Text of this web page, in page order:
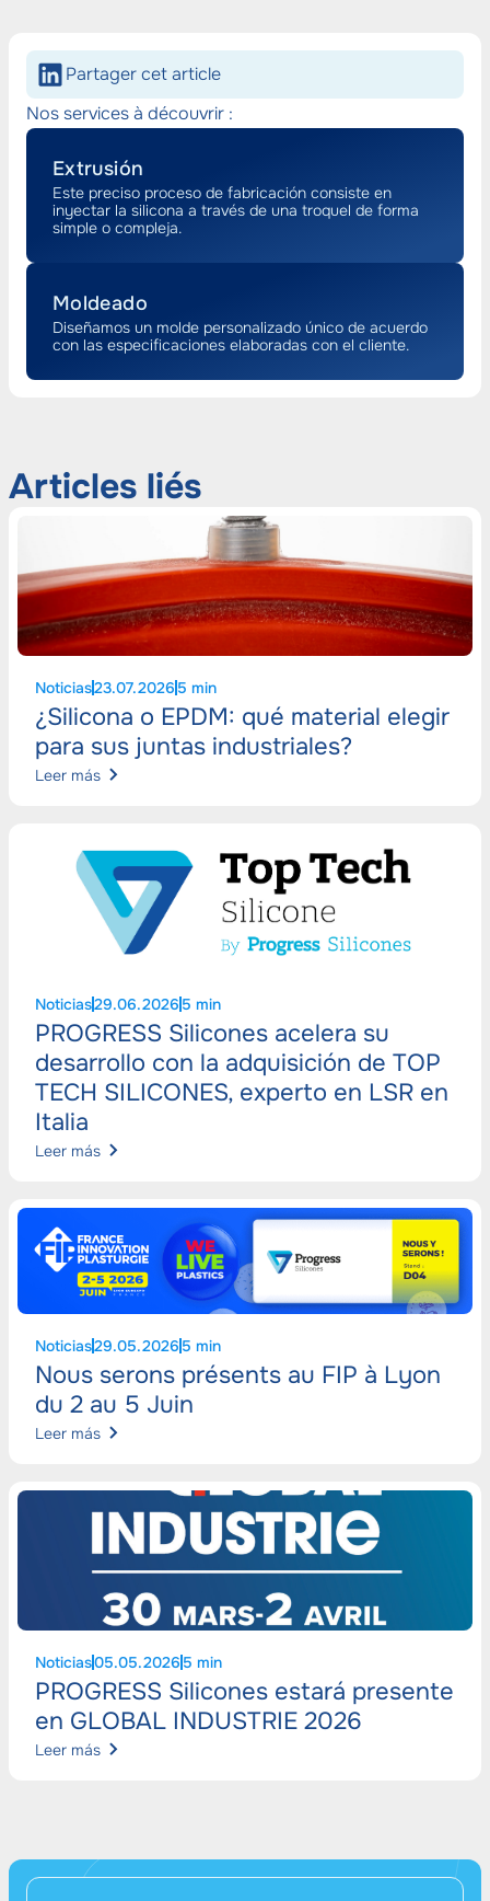
Partager cet article
Nos services à découvrir :
Extrusión
Este preciso proceso de fabricación consiste en
inyectar la silicona a través de una troquel de forma
simple o compleja.
Moldeado
Diseñamos un molde personalizado único de acuerdo
con las especificaciones elaboradas con el cliente.
Articles liés
Noticias23.07.2026 5 min
¿Silicona o EPDM: qué material elegir
para sus juntas industriales?
Leer más
Noticias29.06.2026 5 min
PROGRESS Silicones acelera su
desarrollo con la adquisición de TOP
TECH SILICONES, experto en LSR en
Italia
Leer más
Noticias29.05.2026 5 min
Nous serons présents au FIP à Lyon
du 2 au 5 Juin
Leer más
Noticias05.05.2026 5 min
PROGRESS Silicones estará presente
en GLOBAL INDUSTRIE 2026
Leer más